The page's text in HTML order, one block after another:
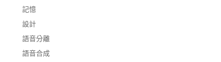
記憶
設計
語音分離
語音合成